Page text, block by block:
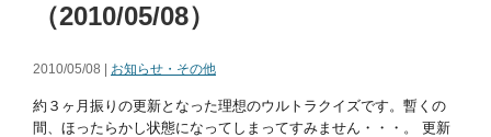
（2010/05/08）
2010/05/08 | お知らせ・その他
約３ヶ月振りの更新となった理想のウルトラクイズです。暫くの
間、ほったらかし状態になってしまってすみません・・・。 更新